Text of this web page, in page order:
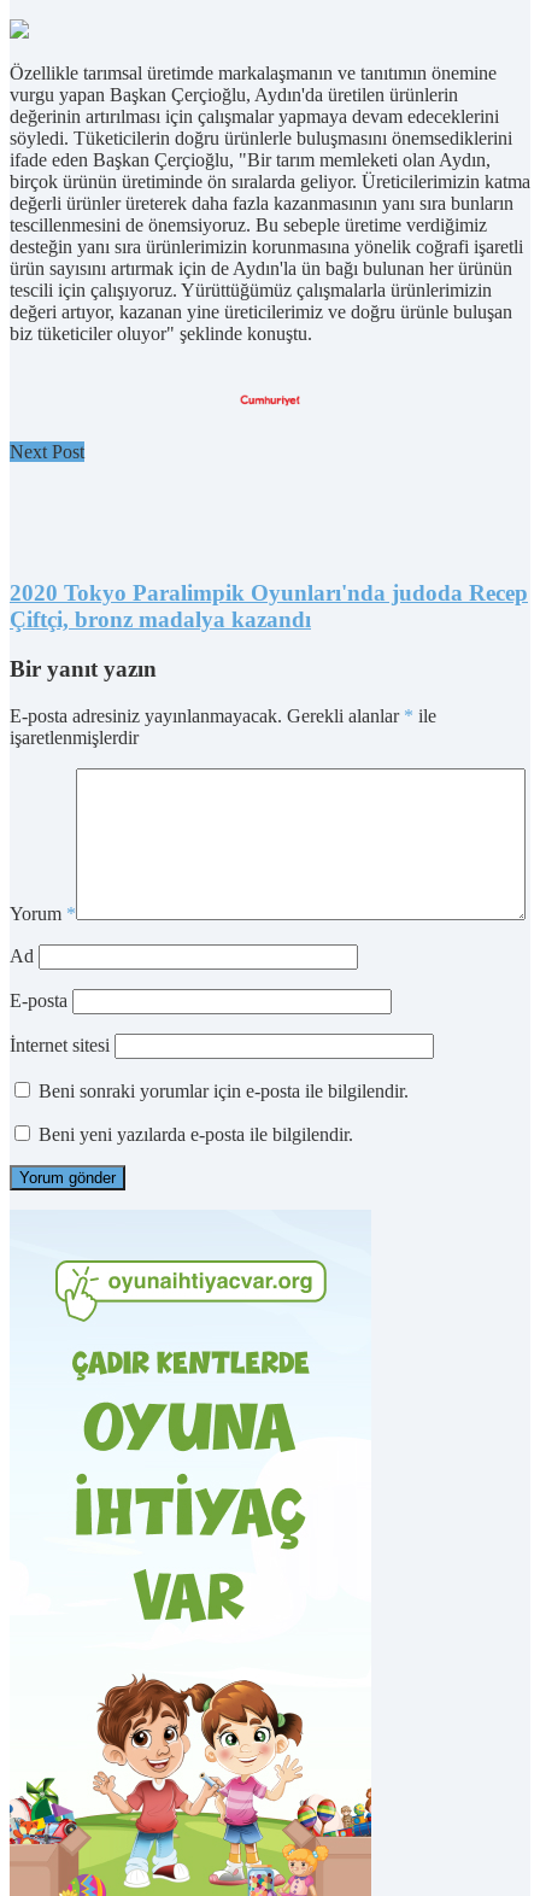
Özellikle tarımsal üretimde markalaşmanın ve tanıtımın önemine
vurgu yapan Başkan Çerçioğlu, Aydın'da üretilen ürünlerin
değerinin artırılması için çalışmalar yapmaya devam edeceklerini
söyledi. Tüketicilerin doğru ürünlerle buluşmasını önemsediklerini
ifade eden Başkan Çerçioğlu, "Bir tarım memleketi olan Aydın,
birçok ürünün üretiminde ön sıralarda geliyor. Üreticilerimizin katma
değerli ürünler üreterek daha fazla kazanmasının yanı sıra bunların
tescillenmesini de önemsiyoruz. Bu sebeple üretime verdiğimiz
desteğin yanı sıra ürünlerimizin korunmasına yönelik coğrafi işaretli
ürün sayısını artırmak için de Aydın'la ün bağı bulunan her ürünün
tescili için çalışıyoruz. Yürüttüğümüz çalışmalarla ürünlerimizin
değeri artıyor, kazanan yine üreticilerimiz ve doğru ürünle buluşan
biz tüketiciler oluyor" şeklinde konuştu.
Next Post
2020 Tokyo Paralimpik Oyunları'nda judoda Recep
Çiftçi, bronz madalya kazandı
Bir yanıt yazın
E-posta adresiniz yayınlanmayacak. Gerekli alanlar * ile
işaretlenmişlerdir
Yorum *
Ad
E-posta
İnternet sitesi
Beni sonraki yorumlar için e-posta ile bilgilendir.
Beni yeni yazılarda e-posta ile bilgilendir.